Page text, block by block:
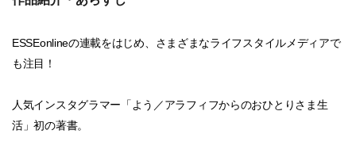
ESSEonlineの連載をはじめ、さまざまなライフスタイルメディアで
も注目！
人気インスタグラマー「よう／アラフィフからのおひとりさま生
活」初の著書。